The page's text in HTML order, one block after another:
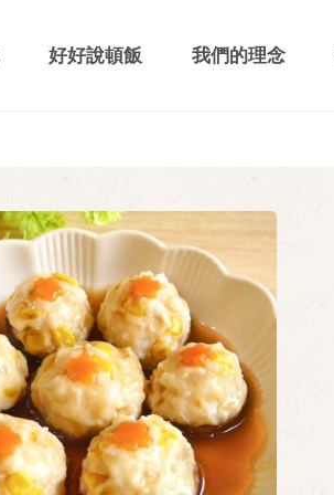
好好說頓飯 我們的理念